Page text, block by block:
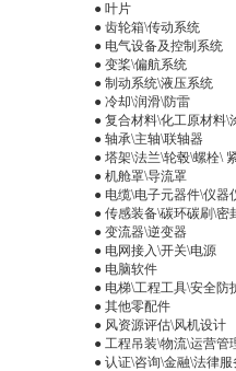
● 叶片
● 齿轮箱\传动系统
● 电气设备及控制系统
● 变桨\偏航系统
● 制动系统\液压系统
● 冷却\润滑\防雷
● 复合材料\化工原材料\
● 轴承\主轴\联轴器
● 塔架\法兰\轮毂\螺栓\
● 机舱罩\导流罩
● 电缆\电子元器件\仪器
● 传感装备\碳环碳刷\密
● 变流器\逆变器
● 电网接入\开关\电源
● 电脑软件
● 电梯\工程工具\安全防
● 其他零配件
● 风资源评估\风机设计
● 工程吊装\物流\运营管
● 认证\咨询\金融\法律服